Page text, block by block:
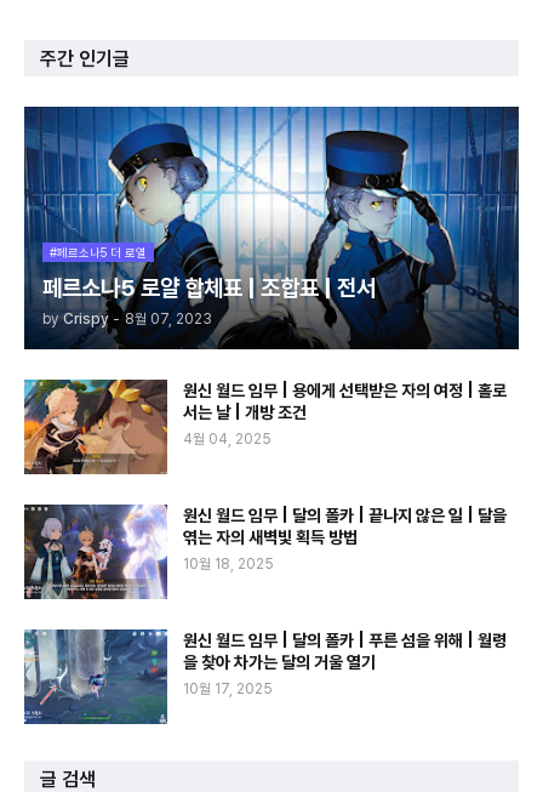
주간 인기글
#페르소나5 더 로열
페르소나5 로얄 합체표 | 조합표 | 전서
by Crispy - 8월 07, 2023
원신 월드 임무 | 용에게 선택받은 자의 여정 | 홀로
서는 날 | 개방 조건
4월 04, 2025
원신 월드 임무 | 달의 폴카 | 끝나지 않은 일 | 달을
엮는 자의 새벽빛 획득 방법
10월 18, 2025
원신 월드 임무 | 달의 폴카 | 푸른 섬을 위해 | 월령
을 찾아 차가는 달의 거울 열기
10월 17, 2025
글 검색